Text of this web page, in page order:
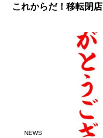
これからだ！移転閉店
NEWS